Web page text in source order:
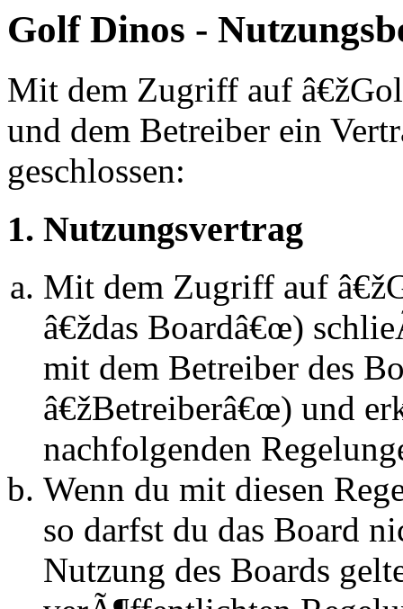
Golf Dinos -
Mit dem Zugriff auf
und dem Betreiber ein
geschlossen:
1. Nutzungsvertrag
Mit dem Zugriff auf
â€ždas Boardâ€œ)
mit dem Betreiber des
â€žBetreiberâ€œ) und
nachfolgenden
Wenn du mit diesen
so darfst du das Board
Nutzung des Boards